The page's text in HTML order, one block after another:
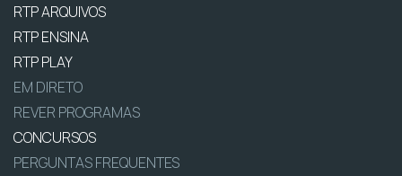
RTP ARQUIVOS
RTP ENSINA
RTP PLAY
EM DIRETO
REVER PROGRAMAS
CONCURSOS
PERGUNTAS FREQUENTES